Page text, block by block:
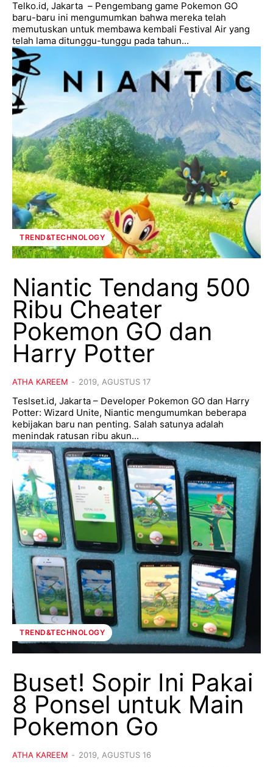
Telko.id, Jakarta – Pengembang game Pokemon GO
baru-baru ini mengumumkan bahwa mereka telah
memutuskan untuk membawa kembali Festival Air yang
telah lama ditunggu-tunggu pada tahun...
TREND&TECHNOLOGY
Niantic Tendang 500
Ribu Cheater
Pokemon GO dan
Harry Potter
ATHA KAREEM - 2019, AGUSTUS 17
Teslset.id, Jakarta – Developer Pokemon GO dan Harry
Potter: Wizard Unite, Niantic mengumumkan beberapa
kebijakan baru nan penting. Salah satunya adalah
menindak ratusan ribu akun...
TREND&TECHNOLOGY
Buset! Sopir Ini Pakai
8 Ponsel untuk Main
Pokemon Go
ATHA KAREEM - 2019, AGUSTUS 16